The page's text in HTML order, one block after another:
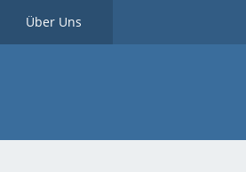
Über Uns